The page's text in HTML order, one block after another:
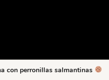
con perronillas salmantinas